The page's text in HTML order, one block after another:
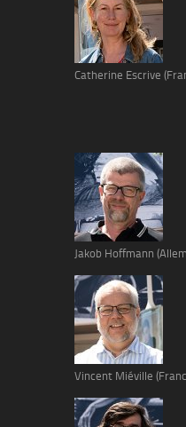
Catherine Escrive
Jakob Hoffmann
Vincent Miéville